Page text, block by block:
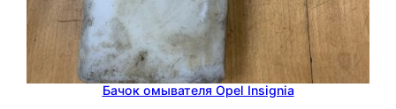
Бачок омывателя Opel Insignia